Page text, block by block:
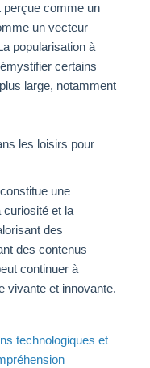
perçue comme un
un vecteur
popularisation à
certains
large, notamment
les loisirs pour
une
curiosité et la
des
des contenus
continuer à
vivante et innovante.
technologiques et